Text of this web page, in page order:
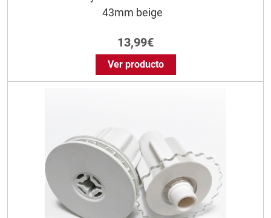
43mm beige
13,99€
Ver producto